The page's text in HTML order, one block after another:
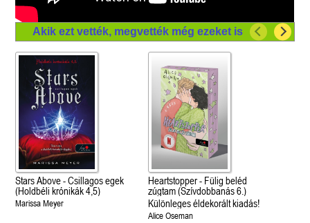
Akik ezt vették, megvették még ezeket is
Stars Above - Csillagos egek
(Holdbéli krónikák 4,5)
Marissa Meyer
Heartstopper - Fülig beléd
zúgtam (Szívdobbanás 6.)
Különleges éldekorált kiadás!
Alice Oseman